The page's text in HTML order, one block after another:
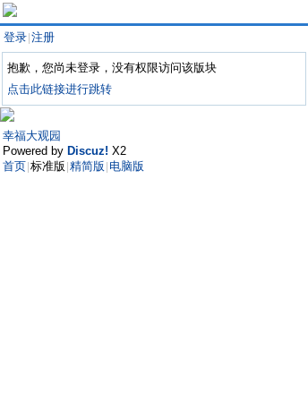
登录 注册
抱歉，您尚未登录，没有权限访问该版块
点击此链接进行跳转
幸福大观园
Powered by Discuz! X2
首页 标准版 精简版 电脑版